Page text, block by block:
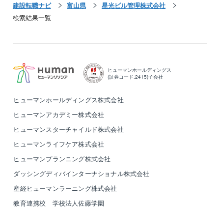
建設転職ナビ 富山県
星光ビル管理株式会社
検索結果一覧
ヒューマンホールディングス
(証券コード:2415)子会社
ヒューマンホールディングス株式会社
ヒューマンアカデミー株式会社
ヒューマンスターチャイルド株式会社
ヒューマンライフケア株式会社
ヒューマンプランニング株式会社
ダッシングディバインターナショナル株式会社
産経ヒューマンラーニング株式会社
教育連携校 学校法人佐藤学園